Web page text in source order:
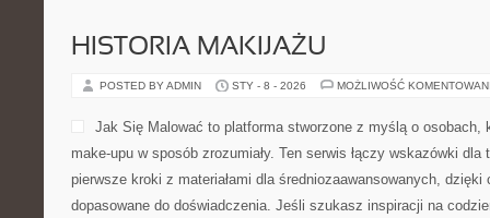
HISTORIA MAKIJAŻU
POSTED BY ADMIN STY - 8 - 2026 MOŻLIWOŚĆ
Jak Się Malować to platforma stworzone z myślą o osobach,
make-upu w sposób zrozumiały. Ten serwis łączy wskazówki
pierwsze kroki z materiałami dla średniozaawansowanych, dzięki
dopasowane do doświadczenia. Jeśli szukasz inspiracji na